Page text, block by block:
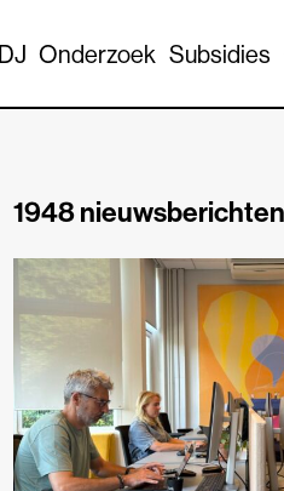
Onderzoek Subsidies
1948 nieuwsberichten